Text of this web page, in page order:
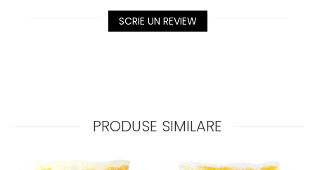
SCRIE UN REVIEW
PRODUSE SIMILARE